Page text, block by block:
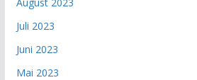
Juli 2023
Juni 2023
Mai 2023